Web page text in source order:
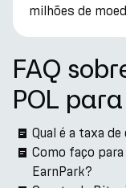
milhões de
FAQ
POL
Qual é a taxa
Como faço
EarnPark?